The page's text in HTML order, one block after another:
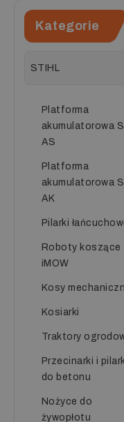
Kategorie
STIHL
Platforma
akumulatorowa
AS
Platforma
akumulatorowa
AK
Pilarki
Roboty koszące
iMOW
Kosy
Kosiarki
Traktory
Przecinarki i
do betonu
Nożyce do
żywopłotu